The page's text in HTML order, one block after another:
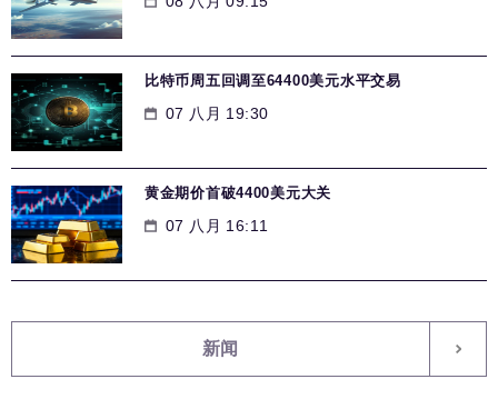
比特币周五回调至64400美元水平交易
07 八月 19:30
黄金期价首破4400美元大关
07 八月 16:11
新闻